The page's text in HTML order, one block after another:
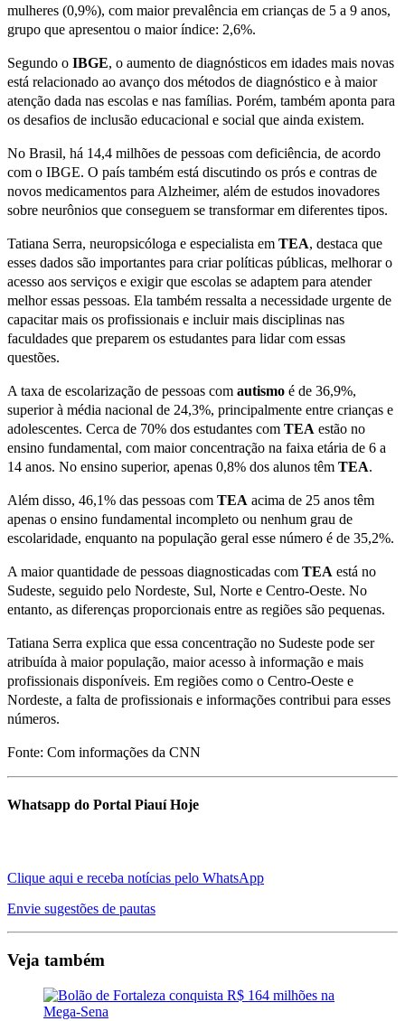
mulheres (0,9%), com maior prevalência em crianças de 5 a 9 anos,
grupo que apresentou o maior índice: 2,6%.
Segundo o IBGE, o aumento de diagnósticos em idades mais novas
está relacionado ao avanço dos métodos de diagnóstico e à maior
atenção dada nas escolas e nas famílias. Porém, também aponta para
os desafios de inclusão educacional e social que ainda existem.
No Brasil, há 14,4 milhões de pessoas com deficiência, de acordo
com o IBGE. O país também está discutindo os prós e contras de
novos medicamentos para Alzheimer, além de estudos inovadores
sobre neurônios que conseguem se transformar em diferentes tipos.
Tatiana Serra, neuropsicóloga e especialista em TEA, destaca que
esses dados são importantes para criar políticas públicas, melhorar o
acesso aos serviços e exigir que escolas se adaptem para atender
melhor essas pessoas. Ela também ressalta a necessidade urgente de
capacitar mais os profissionais e incluir mais disciplinas nas
faculdades que preparem os estudantes para lidar com essas
questões.
A taxa de escolarização de pessoas com autismo é de 36,9%,
superior à média nacional de 24,3%, principalmente entre crianças e
adolescentes. Cerca de 70% dos estudantes com TEA estão no
ensino fundamental, com maior concentração na faixa etária de 6 a
14 anos. No ensino superior, apenas 0,8% dos alunos têm TEA.
Além disso, 46,1% das pessoas com TEA acima de 25 anos têm
apenas o ensino fundamental incompleto ou nenhum grau de
escolaridade, enquanto na população geral esse número é de 35,2%.
A maior quantidade de pessoas diagnosticadas com TEA está no
Sudeste, seguido pelo Nordeste, Sul, Norte e Centro-Oeste. No
entanto, as diferenças proporcionais entre as regiões são pequenas.
Tatiana Serra explica que essa concentração no Sudeste pode ser
atribuída à maior população, maior acesso à informação e mais
profissionais disponíveis. Em regiões como o Centro-Oeste e
Nordeste, a falta de profissionais e informações contribui para esses
números.
Fonte: Com informações da CNN
Whatsapp do Portal Piauí Hoje
Clique aqui e receba notícias pelo WhatsApp
Envie sugestões de pautas
Veja também